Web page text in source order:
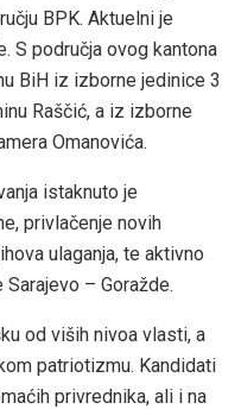
BPK. Aktuelni je
S područja ovog kantona
BiH iz izborne jedinice 3
Raščić, a iz izborne
Omanovića.
istaknuto je
privlačenje novih
ulaganja, te aktivno
– Goražde.
od viših nivoa vlasti, a
patriotizmu. Kandidati
privrednika, ali i na